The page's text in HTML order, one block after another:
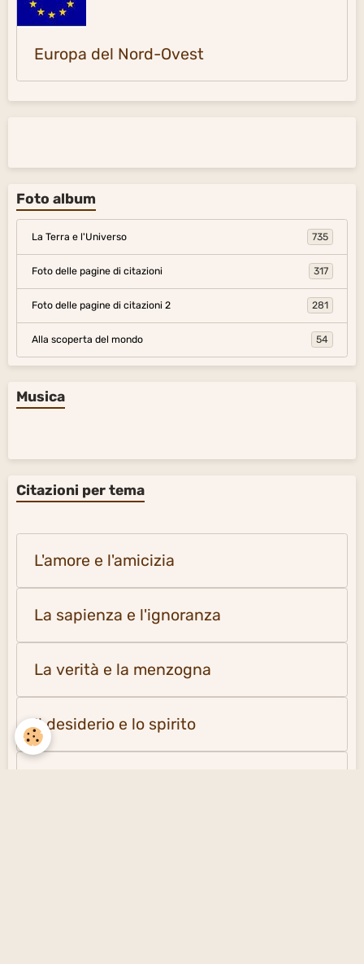
Europa del Nord-Ovest
Foto album
La Terra e l'Universo 735
Foto delle pagine di citazioni 317
Foto delle pagine di citazioni 2 281
Alla scoperta del mondo 54
Musica
Citazioni per tema
L'amore e l'amicizia
La sapienza e l'ignoranza
La verità e la menzogna
Il desiderio e lo spirito